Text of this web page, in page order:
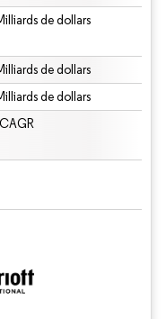
de dollars
de dollars
de dollars
nécessite une attribution sous CC